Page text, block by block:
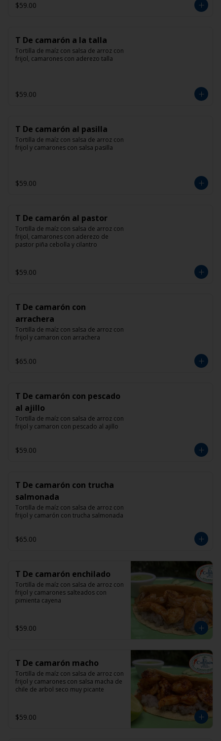
$59.00
T De camarón a la talla
Tortilla de maíz con salsa de arroz con
frijol, camarones con aderezo talla
$59.00
T De camarón al pasilla
Tortilla de maíz con salsa de arroz con
frijol y camarones con salsa pasilla
$59.00
T De camarón al pastor
Tortilla de maíz con salsa de arroz con
frijol, camarones con aderezo de
pastor piña cebolla y cilantro
$59.00
T De camarón con
arrachera
Tortilla de maíz con salsa de arroz con
frijol y camaron con arrachera
$65.00
T De camarón con pescado
al ajillo
Tortilla de maíz con salsa de arroz con
frijol y camaron con pescado al ajillo
$59.00
T De camarón con trucha
salmonada
Tortilla de maíz con salsa de arroz con
frijol y camarón con trucha salmonada
$65.00
T De camarón enchilado
Tortilla de maíz con salsa de arroz con
frijol y camarones salteados con
pimienta cayena
$59.00
T De camarón macho
Tortilla de maíz con salsa de arroz con
frijol y camarones con salsa macha de
chile de arbol seco muy picante
$59.00